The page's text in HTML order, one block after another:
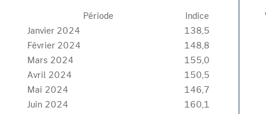
Période Indice
Janvier 2024
138,5
Février 2024
148,8
Mars 2024
155,0
Avril 2024
150,5
Mai 2024
146,7
Juin 2024
160,1